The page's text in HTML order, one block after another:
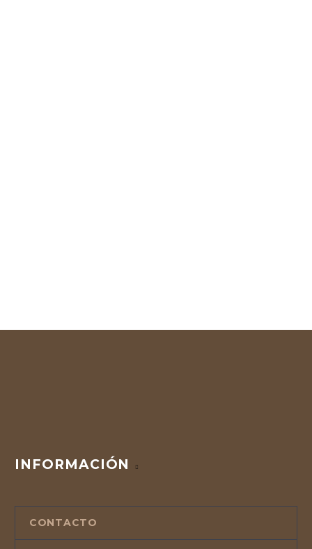
INFORMACIÓN
CONTACTO